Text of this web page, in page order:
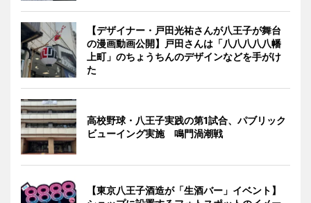
【デザイナー・戸田光祐さんが八王子が舞台
の漫画動画公開】戸田さんは「八八八八八幡
上町」のちょうちんのデザインなどを手がけ
た
高校野球・八王子実践の第1試合、パブリック
ビューイング実施 鳴門渦潮戦
【東京八王子酒造が「生酒バー」イベント】